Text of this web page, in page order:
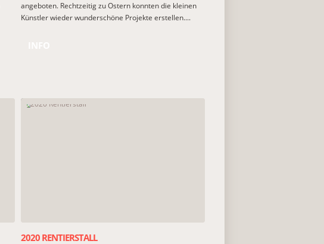
angeboten. Rechtzeitig zu Ostern konnten die kleinen
Künstler wieder wunderschöne Projekte erstellen....
2020 RENTIERSTALL